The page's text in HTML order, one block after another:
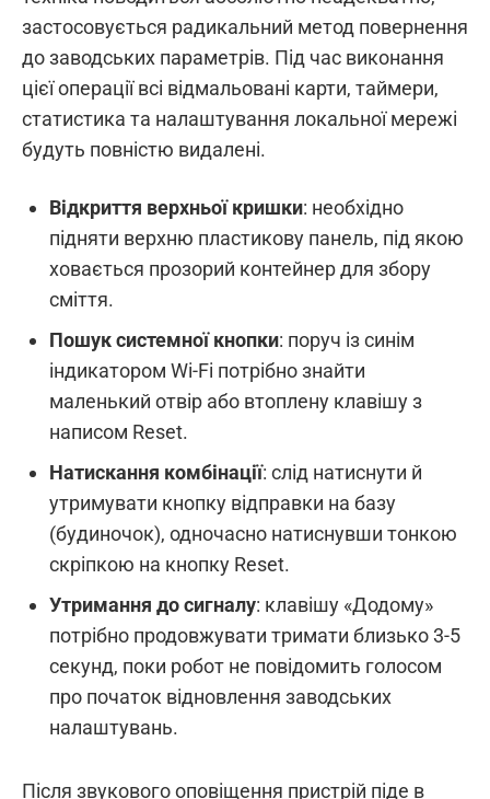
застосовується радикальний метод повернення
до заводських параметрів. Під час виконання
цієї операції всі відмальовані карти, таймери,
статистика та налаштування локальної мережі
будуть повністю видалені.
Відкриття верхньої кришки: необхідно
підняти верхню пластикову панель, під якою
ховається прозорий контейнер для збору
сміття.
Пошук системної кнопки: поруч із синім
індикатором Wi-Fi потрібно знайти
маленький отвір або втоплену клавішу з
написом Reset.
Натискання комбінації: слід натиснути й
утримувати кнопку відправки на базу
(будиночок), одночасно натиснувши тонкою
скріпкою на кнопку Reset.
Утримання до сигналу: клавішу «Додому»
потрібно продовжувати тримати близько 3-5
секунд, поки робот не повідомить голосом
про початок відновлення заводських
налаштувань.
Після звукового оповіщення пристрій піде в